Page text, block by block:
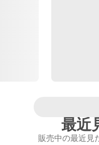
最近
販売中の最近見